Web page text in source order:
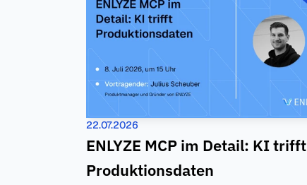
22.07.2026
ENLYZE MCP im Detail: KI trifft
Produktionsdaten